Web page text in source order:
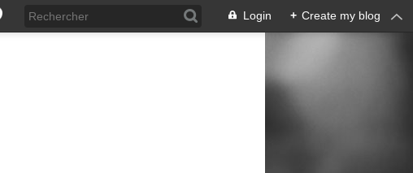
Login + Create my blog